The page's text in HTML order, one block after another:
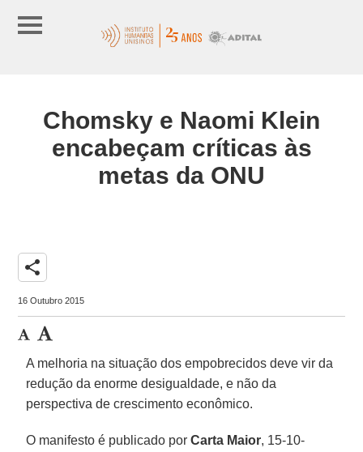
Chomsky e Naomi Klein
encabeçam críticas às
metas da ONU
share
16 Outubro 2015
A melhoria na situação dos empobrecidos deve vir da
redução da enorme desigualdade, e não da
perspectiva de crescimento econômico.
O manifesto é publicado porCarta Maior, 15-10-